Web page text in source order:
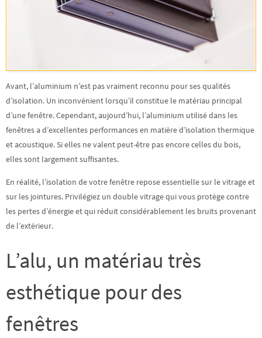
Avant, l’aluminium n’est pas vraiment reconnu pour ses qualités
d’isolation. Un inconvénient lorsqu’il constitue le matériau principal
d’une fenêtre. Cependant, aujourd’hui, l’aluminium utilisé dans les
fenêtres a d’excellentes performances en matière d’isolation thermique
et acoustique. Si elles ne valent peut-être pas encore celles du bois,
elles sont largement suffisantes.
En réalité, l’isolation de votre fenêtre repose essentielle sur le vitrage et
sur les jointures. Privilégiez un double vitragequi vous protège contre
les pertes d’énergie et qui réduit considérablement les bruits provenant
de l’extérieur.
L’alu, un matériau très
esthétique pour des
fenêtres